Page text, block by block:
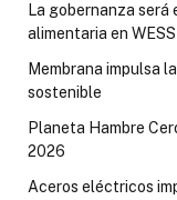
La gobernanza será
alimentaria en
Membrana impulsa
sostenible
Planeta Hambre
2026
Aceros eléctricos